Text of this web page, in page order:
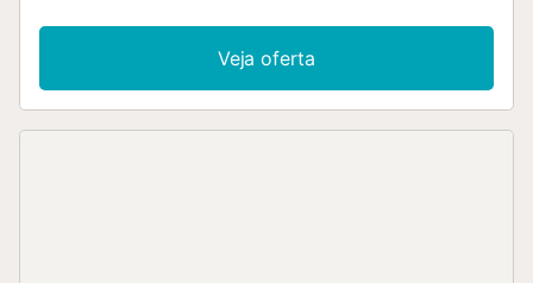
Veja oferta